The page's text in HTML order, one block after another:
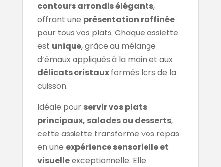
contours arrondis élégants,
offrant une présentation raffinée
pour tous vos plats. Chaque assiette
est unique, grâce au mélange
d’émaux appliqués à la main et aux
délicats cristauxformés lors de la
cuisson.
Idéale pour servir vos plats
principaux, salades ou desserts,
cette assiette transforme vos repas
en une expérience sensorielle et
visuelleexceptionnelle. Elle